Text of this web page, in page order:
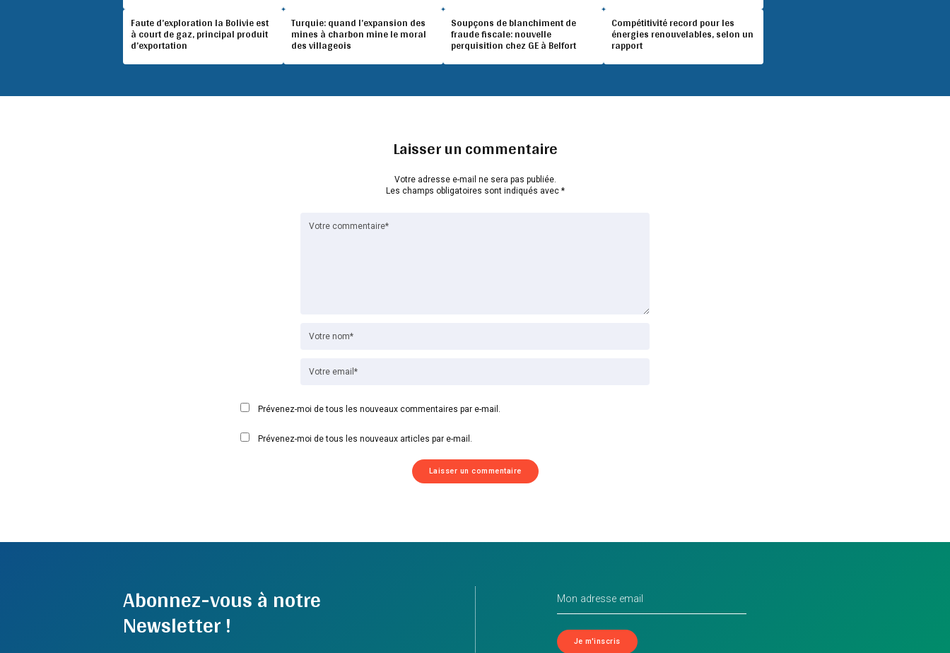
Faute d’exploration la Bolivie est
à court de gaz, principal produit
d’exportation
Turquie: quand l’expansion des
mines à charbon mine le moral
des villageois
Soupçons de blanchiment de
fraude fiscale: nouvelle
perquisition chez GE à Belfort
Compétitivité record pour les
énergies renouvelables, selon un
rapport
Laisser un commentaire
Votre adresse e-mail ne sera pas publiée.
Les champs obligatoires sont indiqués avec *
Prévenez-moi de tous les nouveaux commentaires par e-mail.
Prévenez-moi de tous les nouveaux articles par e-mail.
Abonnez-vous à notre
Newsletter !